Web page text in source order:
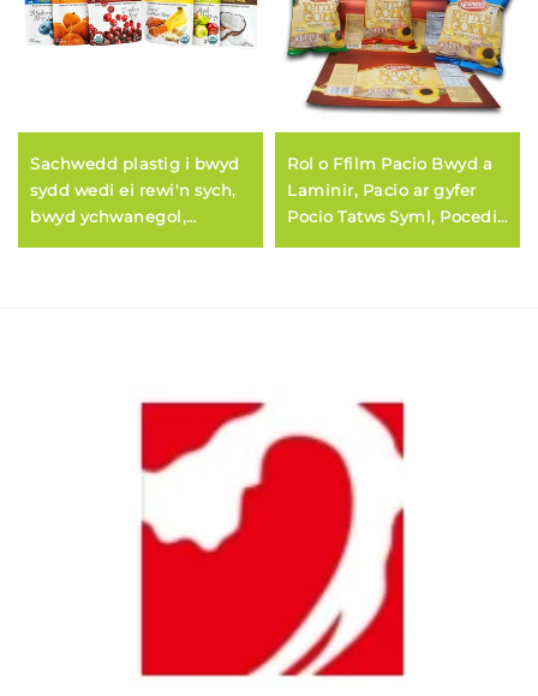
Sachwedd plastig i bwyd
sydd wedi ei rewi'n sych,
bwyd ychwanegol,
Rol o Ffilm Pacio Bwyd a
Laminir, Pacio ar gyfer
Pocio Tatws Syml, Pocedi